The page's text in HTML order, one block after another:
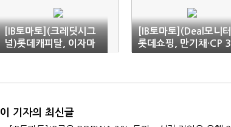
[IB토마토](크레딧시그
널)롯데캐피탈, 이자마
진 감소에도 순익은 개
[IB토마토](Deal모니
롯데쇼핑, 만기채·CP 3
400억 차환 나선다
이 기자의 최신글